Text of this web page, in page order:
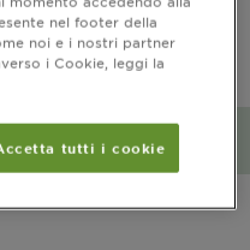
sociale
nel footer della
noi e i nostri partner
i Cookie, leggi la
tutti i cookie